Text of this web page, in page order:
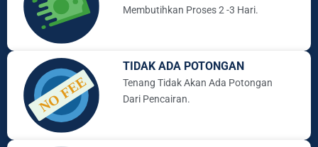
Membutihkan Proses 2 -3 Hari.
TIDAK ADA POTONGAN
Tenang Tidak Akan Ada Potongan
Dari Pencairan.